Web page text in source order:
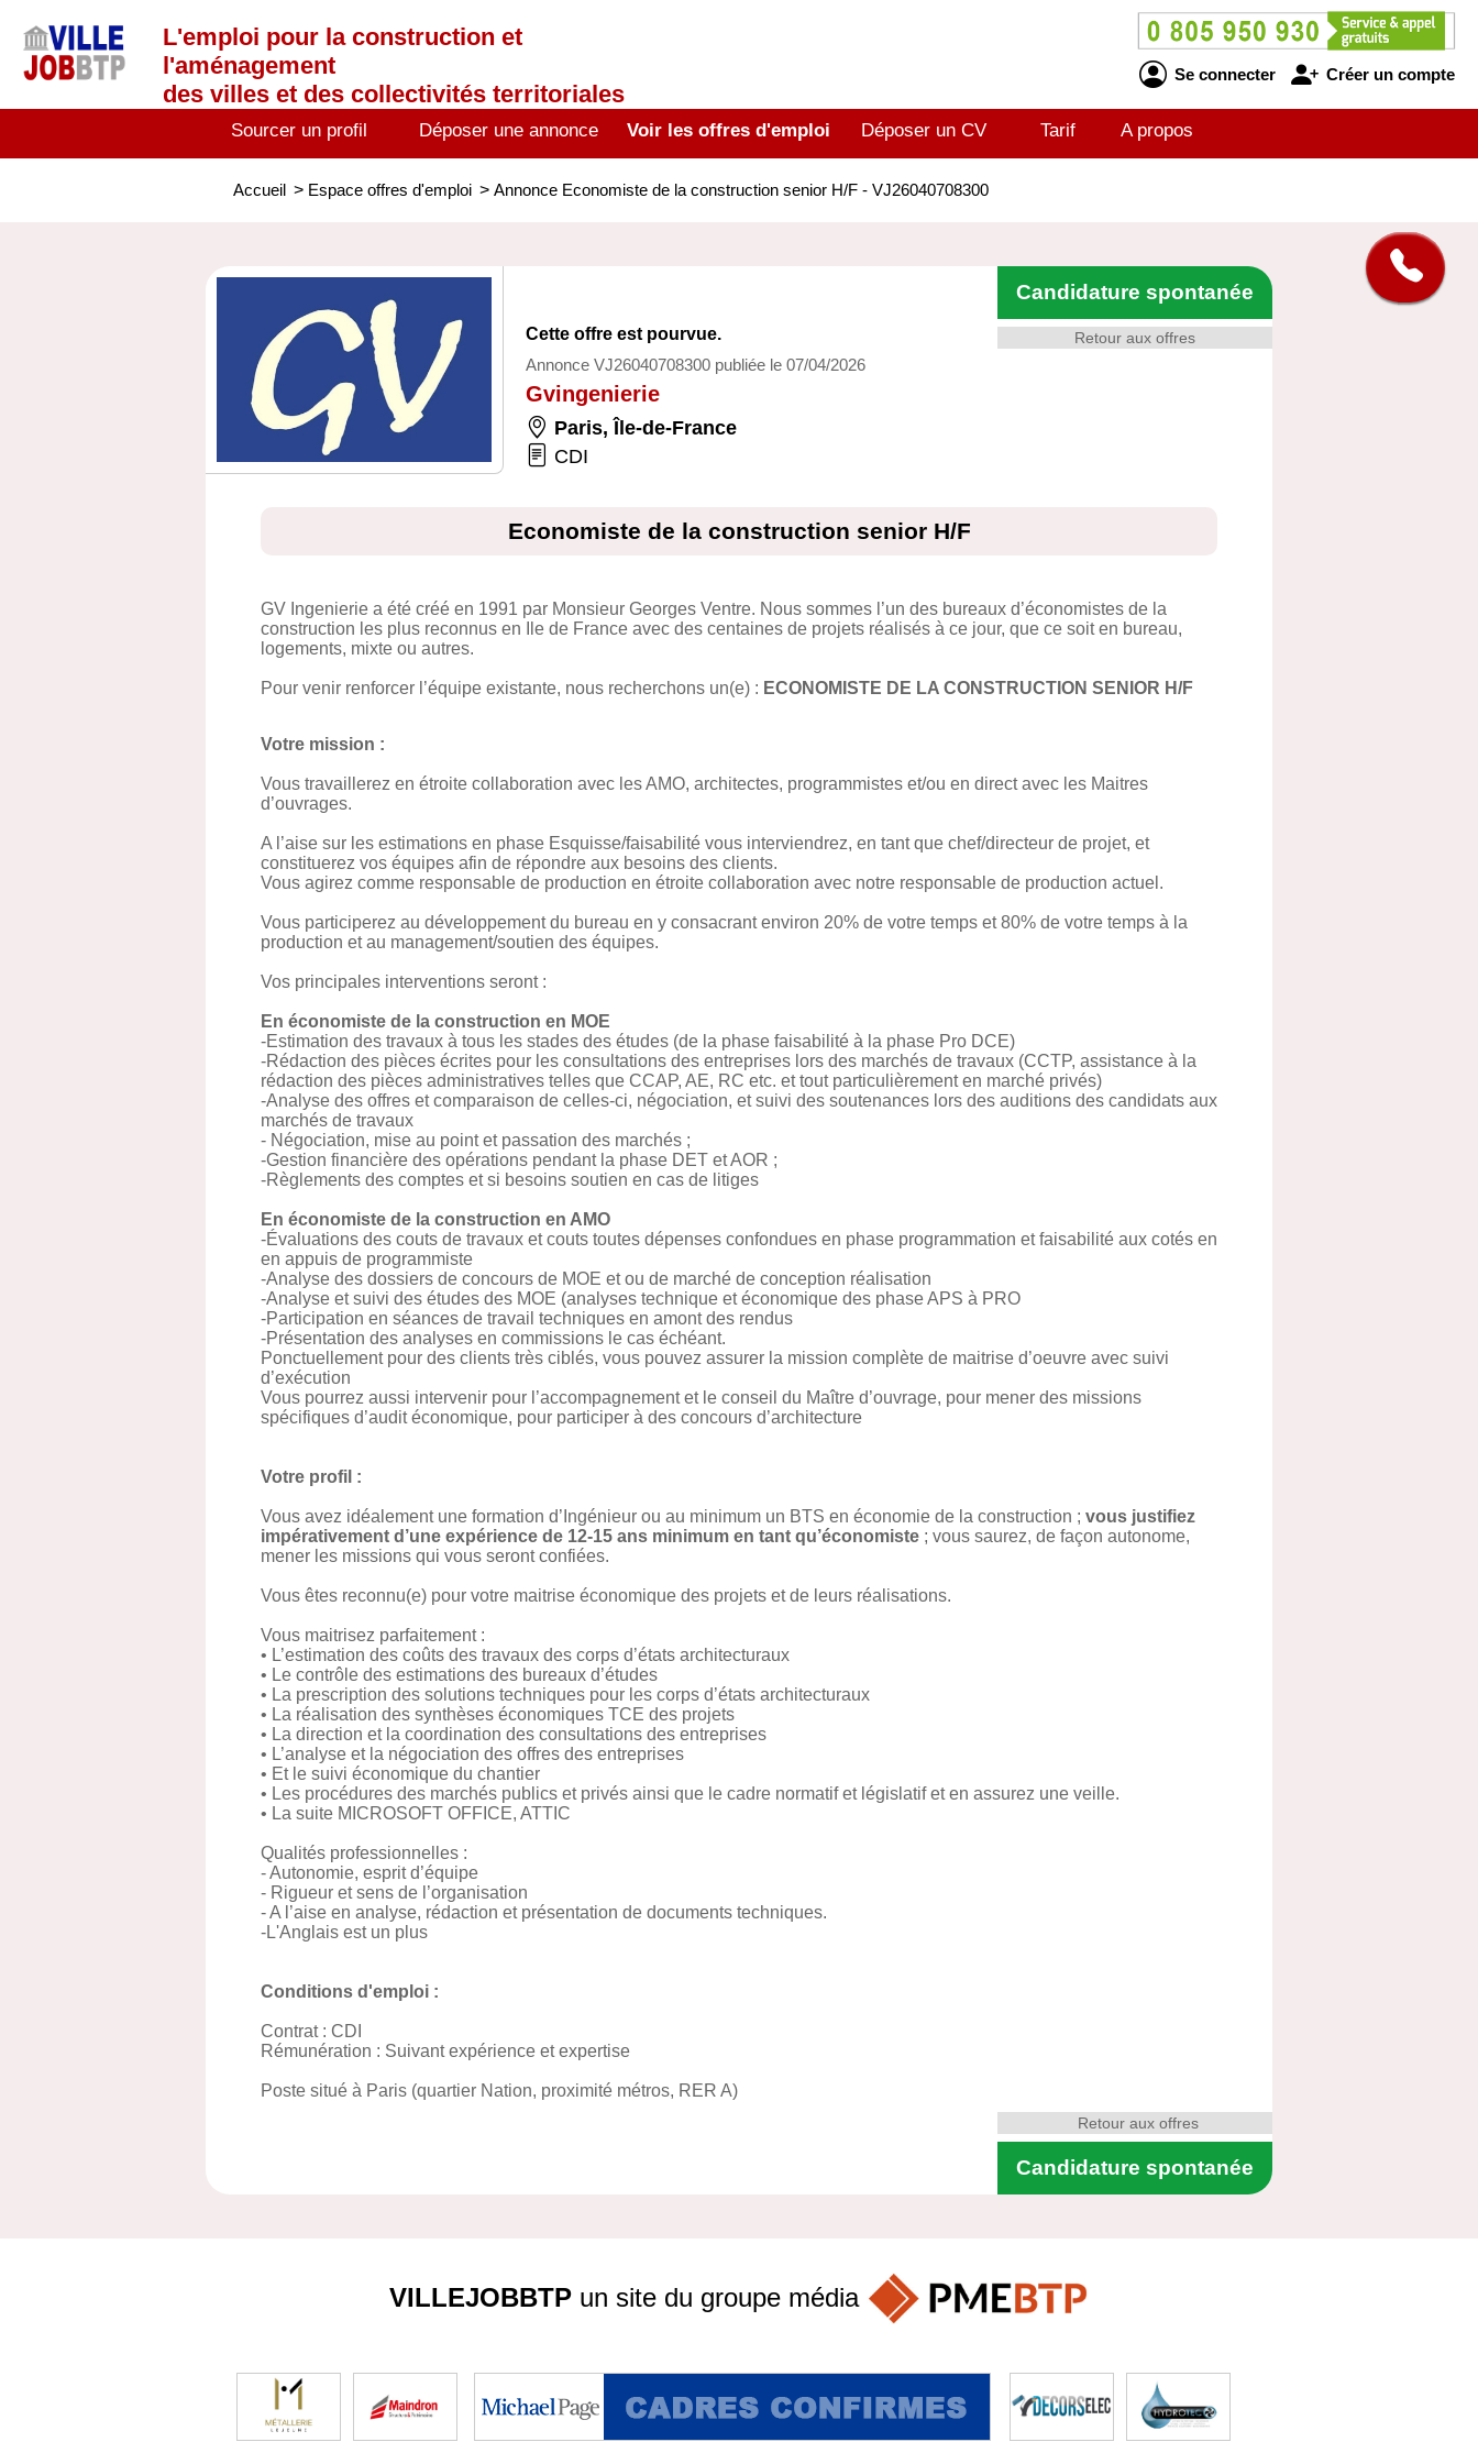
L'emploi pour la construction et
l'aménagement
des villes et des collectivités territoriales
Se connecter Créer un compte
Sourcer un profil Déposer une annonce Voir les offres d'emploi Déposer un CV Tarif A propos
Accueil > Espace offres d'emploi > Annonce Economiste de la construction senior H/F - VJ26040708300
Retour aux offres
Candidature spontanée
Cette offre est pourvue.
Annonce VJ26040708300 publiée le 07/04/2026
Gvingenierie
Paris, Île-de-France
CDI
Economiste de la construction senior H/F
GV Ingenierie a été créé en 1991 par Monsieur Georges Ventre. Nous sommes l’un des bureaux d’économistes de la
construction les plus reconnus en Ile de France avec des centaines de projets réalisés à ce jour, que ce soit en bureau,
logements, mixte ou autres.
Pour venir renforcer l’équipe existante, nous recherchons un(e) : ECONOMISTE DE LA CONSTRUCTION SENIOR H/F
Votre mission :
Vous travaillerez en étroite collaboration avec les AMO, architectes, programmistes et/ou en direct avec les Maitres
d’ouvrages.
A l’aise sur les estimations en phase Esquisse/faisabilité vous interviendrez, en tant que chef/directeur de projet, et
constituerez vos équipes afin de répondre aux besoins des clients.
Vous agirez comme responsable de production en étroite collaboration avec notre responsable de production actuel.
Vous participerez au développement du bureau en y consacrant environ 20% de votre temps et 80% de votre temps à la
production et au management/soutien des équipes.
Vos principales interventions seront :
En économiste de la construction en MOE
-Estimation des travaux à tous les stades des études (de la phase faisabilité à la phase Pro DCE)
-Rédaction des pièces écrites pour les consultations des entreprises lors des marchés de travaux (CCTP, assistance à la
rédaction des pièces administratives telles que CCAP, AE, RC etc. et tout particulièrement en marché privés)
-Analyse des offres et comparaison de celles-ci, négociation, et suivi des soutenances lors des auditions des candidats aux
marchés de travaux
- Négociation, mise au point et passation des marchés ;
-Gestion financière des opérations pendant la phase DET et AOR ;
-Règlements des comptes et si besoins soutien en cas de litiges
En économiste de la construction en AMO
-Évaluations des couts de travaux et couts toutes dépenses confondues en phase programmation et faisabilité aux cotés en
en appuis de programmiste
-Analyse des dossiers de concours de MOE et ou de marché de conception réalisation
-Analyse et suivi des études des MOE (analyses technique et économique des phase APS à PRO
-Participation en séances de travail techniques en amont des rendus
-Présentation des analyses en commissions le cas échéant.
Ponctuellement pour des clients très ciblés, vous pouvez assurer la mission complète de maitrise d’oeuvre avec suivi
d’exécution
Vous pourrez aussi intervenir pour l’accompagnement et le conseil du Maître d’ouvrage, pour mener des missions
spécifiques d’audit économique, pour participer à des concours d’architecture
Votre profil :
Vous avez idéalement une formation d’Ingénieur ou au minimum un BTS en économie de la construction ; vous justifiez
impérativement d’une expérience de 12-15 ans minimum en tant qu’économiste ; vous saurez, de façon autonome,
mener les missions qui vous seront confiées.
Vous êtes reconnu(e) pour votre maitrise économique des projets et de leurs réalisations.
Vous maitrisez parfaitement :
• L’estimation des coûts des travaux des corps d’états architecturaux
• Le contrôle des estimations des bureaux d’études
• La prescription des solutions techniques pour les corps d’états architecturaux
• La réalisation des synthèses économiques TCE des projets
• La direction et la coordination des consultations des entreprises
• L’analyse et la négociation des offres des entreprises
• Et le suivi économique du chantier
• Les procédures des marchés publics et privés ainsi que le cadre normatif et législatif et en assurez une veille.
• La suite MICROSOFT OFFICE, ATTIC
Qualités professionnelles :
- Autonomie, esprit d’équipe
- Rigueur et sens de l’organisation
- A l’aise en analyse, rédaction et présentation de documents techniques.
-L'Anglais est un plus
Conditions d'emploi :
Contrat : CDI
Rémunération : Suivant expérience et expertise
Poste situé à Paris (quartier Nation, proximité métros, RER A)
Candidature spontanée
Retour aux offres
VILLEJOBBTPun site du groupe média